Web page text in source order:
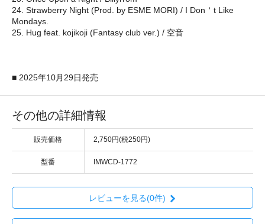
24. Strawberry Night (Prod. by ESME MORI) / I Don＇t Like
Mondays.
25. Hug feat. kojikoji (Fantasy club ver.) / 空音
■ 2025年10月29日発売
その他の詳細情報
販売価格 2,750円(税250円)
型番 IMWCD-1772
レビューを見る(0件)